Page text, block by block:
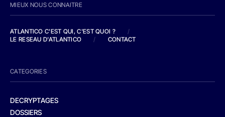
MIEUX NOUS CONNAITRE
ATLANTICO C'EST QUI, C'EST QUOI ?
/
LE RESEAU D'ATLANTICO
/ CONTACT
CATEGORIES
DECRYPTAGES
DOSSIERS